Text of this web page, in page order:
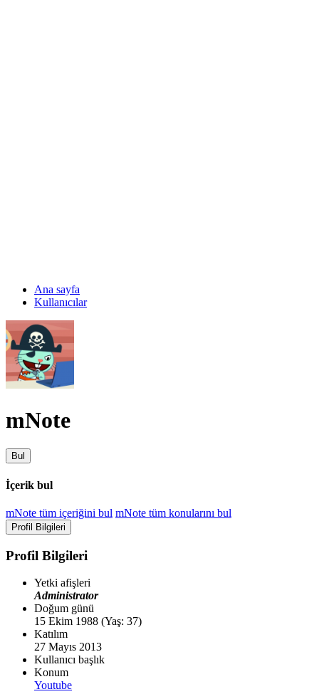
Ana sayfa
Kullanıcılar
mNote
Bul
İçerik bul
mNote tüm içeriğini bul mNote tüm konularını bul
Profil Bilgileri
Profil Bilgileri
Yetki afişleri
Administrator
Doğum günü
15 Ekim 1988 (Yaş: 37)
Katılım
27 Mayıs 2013
Kullanıcı başlık
Konum
Youtube